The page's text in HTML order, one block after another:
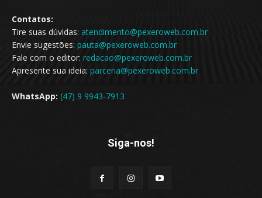
Contatos:
Tire suas dúvidas: atendimento@pexeroweb.com.br
Envie sugestões: pauta@pexeroweb.com.br
Fale com o editor: redacao@pexeroweb.com.br
Apresente sua ideia: parceria@pexeroweb.com.br
WhatsApp: (47) 9 9943-7913
Siga-nos!